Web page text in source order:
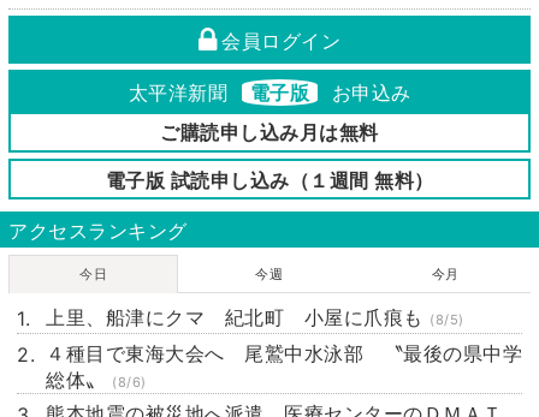
会員ログイン
太平洋新聞 電子版
お申込み
ご購読申し込み月は無料
電子版 試読申し込み（１週間 無料）
アクセスランキング
今日 今週 今月
上里、船津にクマ 紀北町 小屋に爪痕も (8/5)
４種目で東海大会へ 尾鷲中水泳部 〝最後の県中学
総体〟
(8/6)